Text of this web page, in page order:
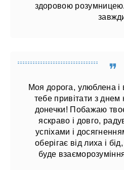
здоровою
Моя дорога, улюблена і
тебе привітати з
донечки! Побажаю
яскраво і довго,
успіхами і
оберігає від лиха і
буде